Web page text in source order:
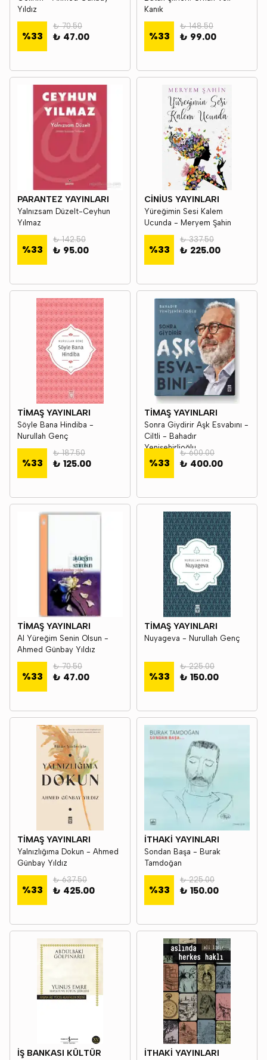
Yıldız
%33
₺ 70.50
₺ 47.00
Kanık
%33
₺ 148.50
₺ 99.00
PARANTEZ YAYINLARI
Yalnızsam Düzelt-Ceyhun
Yılmaz
%33
₺ 142.50
₺ 95.00
CİNİUS YAYINLARI
Yüreğimin Sesi Kalem
Ucunda - Meryem Şahin
%33
₺ 337.50
₺ 225.00
TİMAŞ YAYINLARI
Söyle Bana Hindiba -
Nurullah Genç
%33
₺ 187.50
₺ 125.00
TİMAŞ YAYINLARI
Sonra Giydirir Aşk Esvabını -
Ciltli - Bahadır
Yenişehirlioğlu
%33
₺ 600.00
₺ 400.00
TİMAŞ YAYINLARI
Al Yüreğim Senin Olsun -
Ahmed Günbay Yıldız
%33
₺ 70.50
₺ 47.00
TİMAŞ YAYINLARI
Nuyageva - Nurullah Genç
%33
₺ 225.00
₺ 150.00
TİMAŞ YAYINLARI
Yalnızlığıma Dokun - Ahmed
Günbay Yıldız
%33
₺ 637.50
₺ 425.00
İTHAKİ YAYINLARI
Sondan Başa - Burak
Tamdoğan
%33
₺ 225.00
₺ 150.00
İŞ BANKASI KÜLTÜR
İTHAKİ YAYINLARI